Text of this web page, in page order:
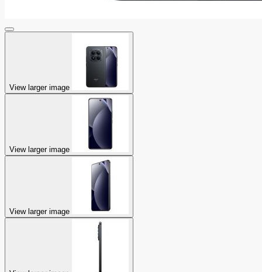
View larger image
View larger image
View larger image